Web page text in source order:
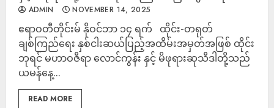
ADMIN NOVEMBER 14, 2025
ဧရာဝတီတိုင်းမ် နို‌ဝင်ဘာ ၁၄ ရက် ထိုင်း-တရုတ်
ချစ်ကြည်ရေး နှစ်ငါးဆယ်ပြည့်အထိမ်းအမှတ်အဖြစ် ထိုင်း
ဘုရင် မဟာဝဇီရာ လောင်ကွန်း နှင့် မိဖုရားဆုသီဒါတို့သည်
ယမန်နေ့...
READ MORE